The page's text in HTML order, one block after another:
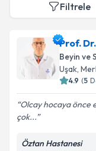
Filtrele
Prof.
Beyin ve
Uşak,
4.9 (5
Olcay hocaya önce
çok...
Öztan Hastanesi